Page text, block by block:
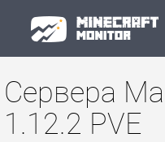
Сервера
1.12.2 PVE